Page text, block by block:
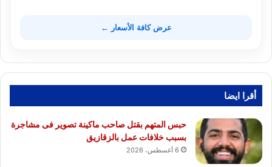
عرض كافة الأسعار ←
أقرا ايضا
حبس المتهم بقتل صاحب ماكينة تصوير فى مشاجرة
بسبب خلافات عمل بالزقازيق
6 أغسطس، 2026